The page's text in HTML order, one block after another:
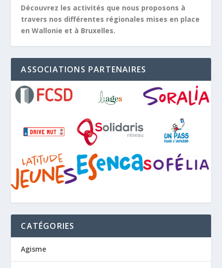
Découvrez les activités que nous proposons à
travers nos différentes régionales mises en place
en Wallonie et à Bruxelles.
ASSOCIATIONS PARTENAIRES
CATÉGORIES
Agisme